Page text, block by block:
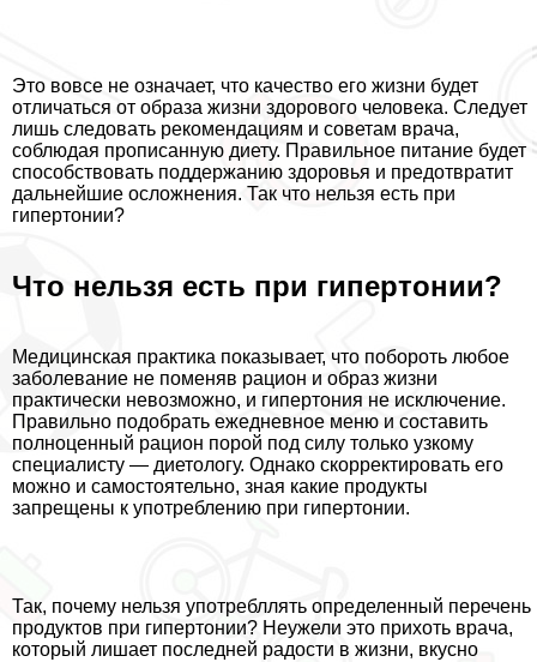
Это вовсе не означает, что качество его жизни будет
отличаться от образа жизни здорового человека. Следует
лишь следовать рекомендациям и советам врача,
соблюдая прописанную диету. Правильное питание будет
способствовать поддержанию здоровья и предотвратит
дальнейшие осложнения. Так что нельзя есть при
гипертонии?
Что нельзя есть при гипертонии?
Медицинская пpaктика показывает, что побороть любое
заболевание не поменяв рацион и образ жизни
пpaктически невозможно, и гипертония не исключение.
Правильно подобрать ежедневное меню и составить
полноценный рацион порой под силу только узкому
специалисту — диетологу. Однако скорректировать его
можно и самостоятельно, зная какие продукты
запрещены к употрeблению при гипертонии.
Так, почему нельзя употрeбллять определенный перечень
продуктов при гипертонии? Неужели это прихоть врача,
который лишает последней радости в жизни, вкусно